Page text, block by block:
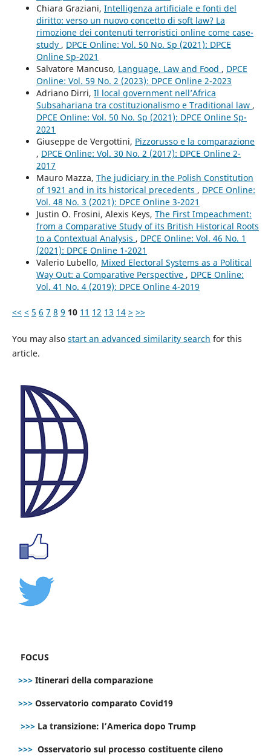
Chiara Graziani, Intelligenza artificiale e fonti del
diritto: verso un nuovo concetto di soft law? La
rimozione dei contenuti terroristici online come case-
study , DPCE Online: Vol. 50 No. Sp (2021): DPCE
Online Sp-2021
Salvatore Mancuso, Language, Law and Food , DPCE
Online: Vol. 59 No. 2 (2023): DPCE Online 2-2023
Adriano Dirri, Il local government nell’Africa
Subsahariana tra costituzionalismo e Traditional law ,
DPCE Online: Vol. 50 No. Sp (2021): DPCE Online Sp-
2021
Giuseppe de Vergottini, Pizzorusso e la comparazione
, DPCE Online: Vol. 30 No. 2 (2017): DPCE Online 2-
2017
Mauro Mazza, The judiciary in the Polish Constitution
of 1921 and in its historical precedents , DPCE Online:
Vol. 48 No. 3 (2021): DPCE Online 3-2021
Justin O. Frosini, Alexis Keys, The First Impeachment:
from a Comparative Study of its British Historical Roots
to a Contextual Analysis , DPCE Online: Vol. 46 No. 1
(2021): DPCE Online 1-2021
Valerio Lubello, Mixed Electoral Systems as a Political
Way Out: a Comparative Perspective , DPCE Online:
Vol. 41 No. 4 (2019): DPCE Online 4-2019
<< < 5 6 7 8 9 10 11 12 13 14 > >>
You may also start an advanced similarity search for this
article.
FOCUS
>>> Itinerari della comparazione
>>> Osservatorio comparato Covid19
>>> La transizione: l’America dopo Trump
>>> Osservatorio sul processo costituente cileno